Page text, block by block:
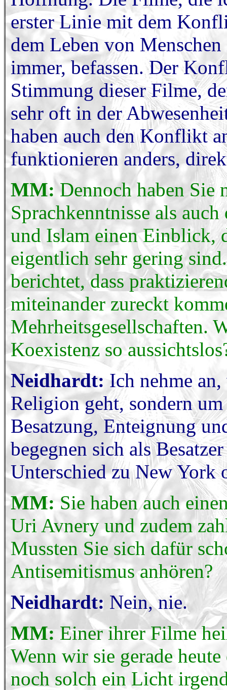
erster Linie mit dem
dem Leben von
immer, befassen. Der
Stimmung dieser Filme,
sehr oft in der
haben auch den Konflikt
funktionieren anders,
MM:Dennoch haben
Sprachkenntnisse als
und Islam einen Einblick,
eigentlich sehr gering
berichtet, dass
miteinander zureckt
Mehrheitsgesellschaften.
Koexistenz so
Neidhardt:Ich nehme
Religion geht, sondern
Besatzung, Enteignung
begegnen sich als
Unterschied zu New York
MM: Sie haben auch
Uri Avnery und zudem
Mussten Sie sich dafür
Antisemitismus anhören?
Neidhardt: Nein, nie.
MM: Einer ihrer Filme
Wenn wir sie gerade
noch solch ein Licht